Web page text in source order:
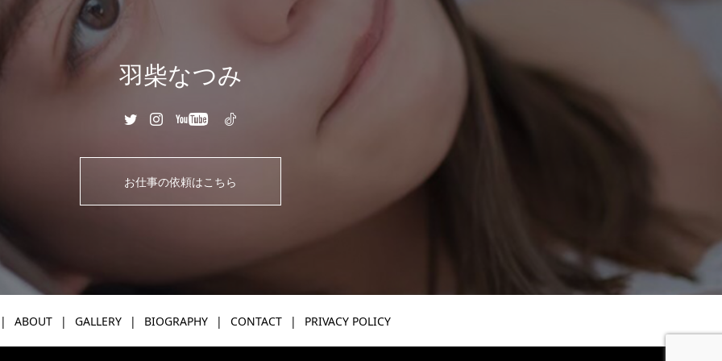
羽柴なつみ
お仕事の依頼はこちら
ABOUT GALLERY BIOGRAPHY CONTACT PRIVACY POLICY